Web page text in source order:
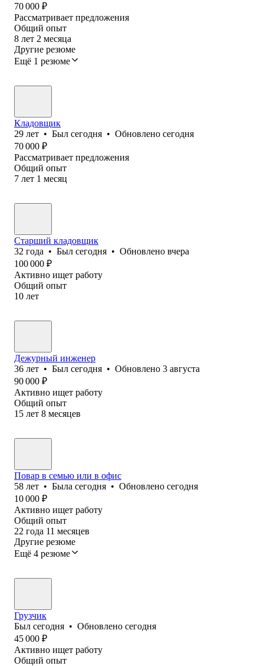
70 000 ₽
Рассматривает предложения
Общий опыт
8 лет 2 месяца
Другие резюме
Ещё 1 резюме
Кладовщик
29 лет • Был сегодня • Обновлено сегодня
70 000 ₽
Рассматривает предложения
Общий опыт
7 лет 1 месяц
Старший кладовщик
32 года • Был сегодня • Обновлено вчера
100 000 ₽
Активно ищет работу
Общий опыт
10 лет
Дежурный инженер
36 лет • Был сегодня • Обновлено 3 августа
90 000 ₽
Активно ищет работу
Общий опыт
15 лет 8 месяцев
Повар в семью или в офис
58 лет • Была сегодня • Обновлено сегодня
10 000 ₽
Активно ищет работу
Общий опыт
22 года 11 месяцев
Другие резюме
Ещё 4 резюме
Грузчик
Был сегодня • Обновлено сегодня
45 000 ₽
Активно ищет работу
Общий опыт